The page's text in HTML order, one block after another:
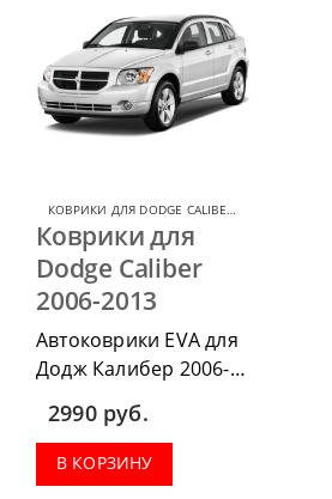
КОВРИКИ ДЛЯ DODGE CALIBER,
Коврики для
Dodge Caliber
2006-2013
Автоковрики EVA для
Додж Калибер 2006-
2013 г.в. можно
приобрести в
комплектации:
водительский коврик,
2990 руб.
В КОРЗИНУ